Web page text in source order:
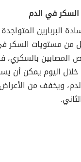
في الدم
البربارين
من مستويات السكر
المصابين بالسكري،
خلال اليوم يمكن أن
ويخفف من